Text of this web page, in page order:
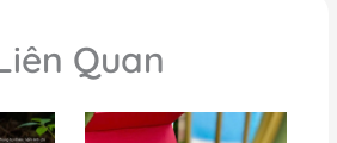
Quan